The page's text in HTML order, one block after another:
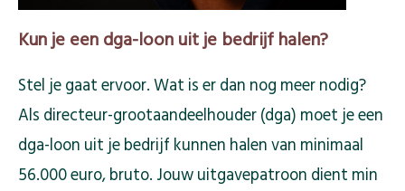
Kun je een dga-loon uit je bedrijf halen?
Stel je gaat ervoor. Wat is er dan nog meer nodig?
Als directeur-grootaandeelhouder (dga) moet je een
dga-loon uit je bedrijf kunnen halen van minimaal
56.000 euro, bruto. Jouw uitgavepatroon dient min